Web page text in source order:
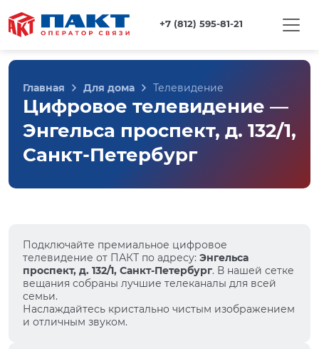
+7 (812) 595-81-21
Главная Для дома Телевидение
Цифровое телевидение —
Энгельса проспект, д. 132/1,
Санкт-Петербург
Подключайте премиальное цифровое
телевидение от ПАКТ по адресу: Энгельса
проспект, д. 132/1, Санкт-Петербург. В нашей сетке
вещания собраны лучшие телеканалы для всей
семьи.
Наслаждайтесь кристально чистым изображением
и отличным звуком.